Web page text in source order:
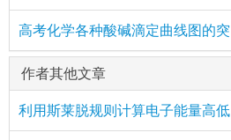
高考化学各种酸碱滴定曲线图的突
作者其他文章
利用斯莱脱规则计算电子能量高低